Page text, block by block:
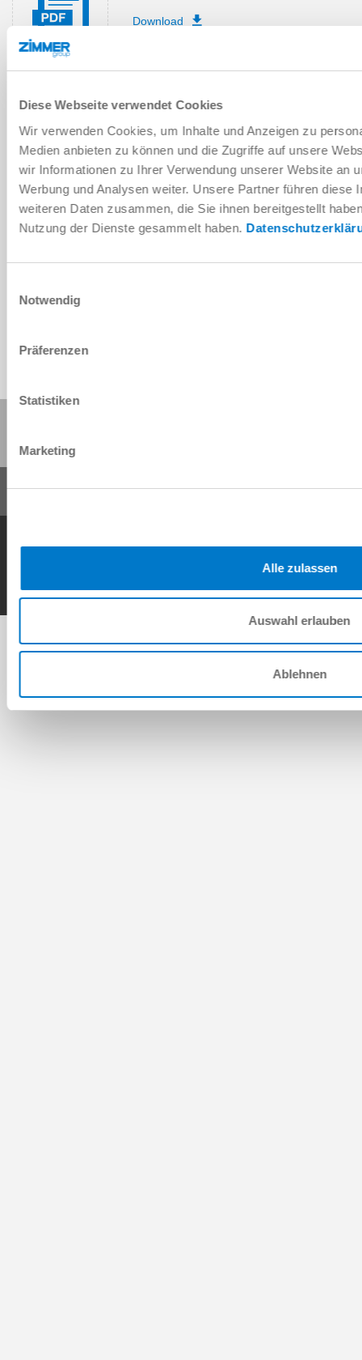
Diese Webseite verwendet Cookies
Wir verwenden Cookies, um Inhalte und Anzeigen zu
Medien anbieten zu können und die Zugriffe auf unsere
wir Informationen zu Ihrer Verwendung unserer Website an
Werbung und Analysen weiter. Unsere Partner führen diese
weiteren Daten zusammen, die Sie ihnen bereitgestellt
Nutzung der Dienste gesammelt haben.
Notwendig
Präferenzen
Statistiken
Marketing
Alle zulassen
Auswahl erlauben
Ablehnen
Download
Installation and operating
instructions